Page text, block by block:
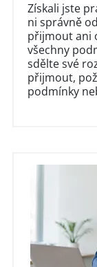
Získali jste
ni správně
přijmout ani
všechny
sdělte své
přijmout,
podmínky